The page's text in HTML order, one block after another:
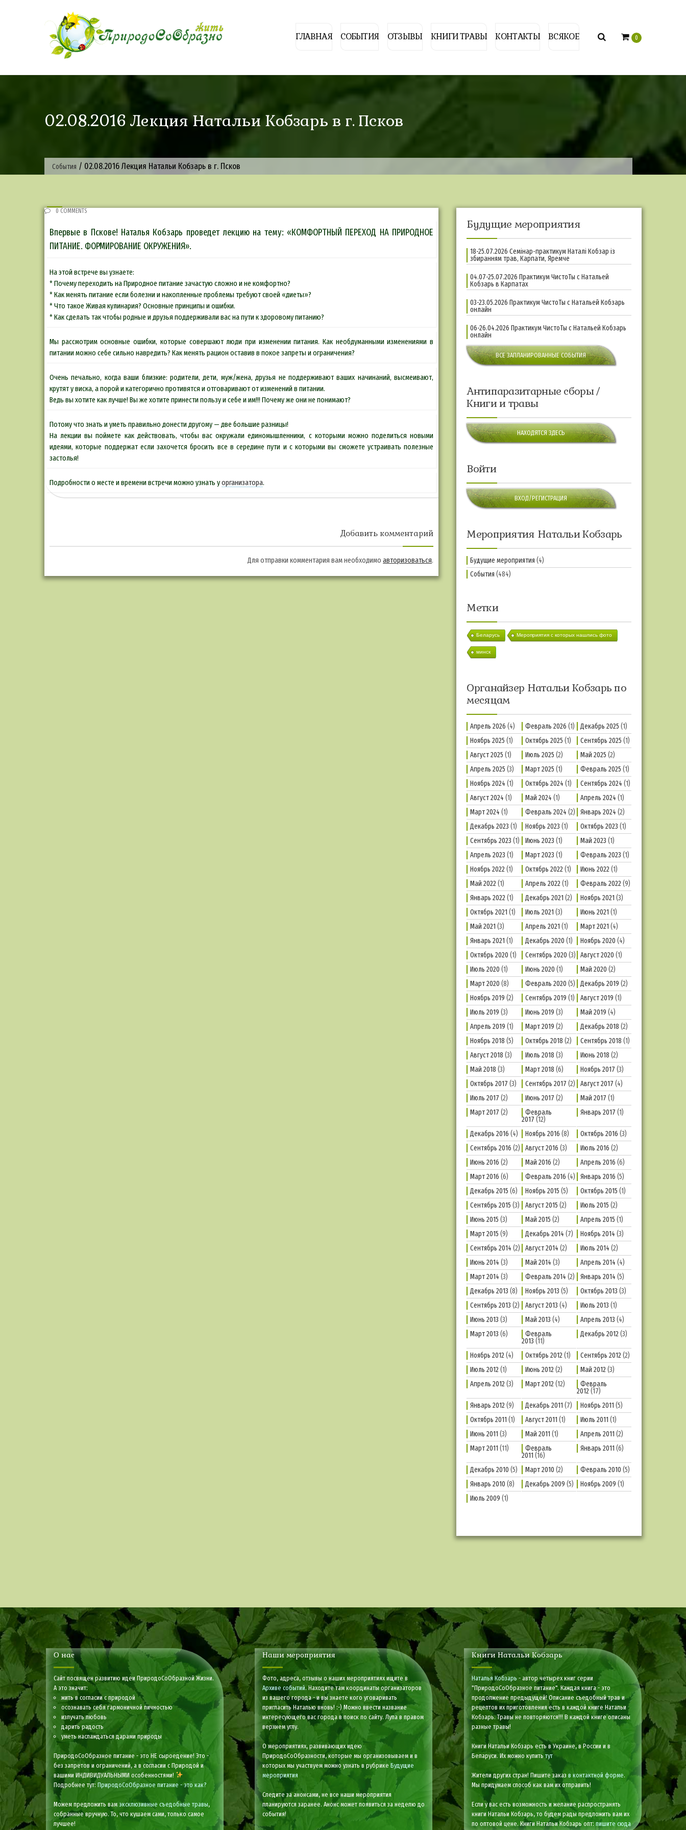
ГЛАВНАЯ СОБЫТИЯ ОТЗЫВЫ КНИГИ ТРАВЫ КОНТАКТЫ ВСЯКОЕ 0
02.08.2016 Лекция Натальи Кобзарь в г. Псков
События / 02.08.2016 Лекция Натальи Кобзарь в г. Псков
0 COMMENTS
Впервые в Пскове! Наталья Кобзарь проведет лекцию на тему: «КОМФОРТНЫЙ ПЕРЕХОД НА ПРИРОДНОЕ
ПИТАНИЕ. ФОРМИРОВАНИЕ ОКРУЖЕНИЯ».
На этой встрече вы узнаете:
* Почему переходить на Природное питание зачастую сложно и не комфортно?
* Как менять питание если болезни и накопленные проблемы требуют своей «диеты»?
* Что такое Живая кулинария? Основные принципы и ошибки.
* Как сделать так чтобы родные и друзья поддерживали вас на пути к здоровому питанию?
Мы рассмотрим основные ошибки, которые совершают люди при изменении питания. Как необдуманными изменениями в
питании можно себе сильно навредить? Как менять рацион оставив в покое запреты и ограничения?
Очень печально, когда ваши близкие: родители, дети, муж/жена, друзья не поддерживают ваших начинаний, высмеивают,
крутят у виска, а порой и категорично противятся и отговаривают от изменений в питании.
Ведь вы хотите как лучше! Вы же хотите принести пользу и себе и им!!! Почему же они не понимают?
Потому что знать и уметь правильно донести другому — две большие разницы!
На лекции вы поймете как действовать, чтобы вас окружали единомышленники, с которыми можно поделиться новыми
идеями, которые поддержат если захочется бросить все в середине пути и с которыми вы сможете устраивать полезные
застолья!
Подробности о месте и времени встречи можно узнать уорганизатора.
Добавить комментарий
Для отправки комментария вам необходимоавторизоваться.
Будущие мероприятия
18-25.07.2026 Семінар-практикум Наталі Кобзар із
збиранням трав, Карпати, Яремче
04.07-25.07.2026 Практикум ЧистоТы с Натальей
Кобзарь в Карпатах
03-23.05.2026 Практикум ЧистоТы с Натальей Кобзарь
онлайн
06-26.04.2026 Практикум ЧистоТы с Натальей Кобзарь
онлайн
ВСЕ ЗАПЛАНИРОВАННЫЕ СОБЫТИЯ
Антипаразитарные сборы /
Книги и травы
НАХОДЯТСЯ ЗДЕСЬ
Войти
ВХОД/РЕГИСТРАЦИЯ
Мероприятия Натальи Кобзарь
Будущие мероприятия (4)
События (484)
Метки
Беларусь Мероприятия с которых нашлись фото
минск
Органайзер Натальи Кобзарь по
месяцам
Апрель 2026 (4) Февраль 2026 (1) Декабрь 2025 (1)
Ноябрь 2025 (1) Октябрь 2025 (1) Сентябрь 2025 (1)
Август 2025 (1) Июль 2025 (2) Май 2025 (2)
Апрель 2025 (3) Март 2025 (1) Февраль 2025 (1)
Ноябрь 2024 (1) Октябрь 2024 (1) Сентябрь 2024 (1)
Август 2024 (1) Май 2024 (1) Апрель 2024 (1)
Март 2024 (1) Февраль 2024 (2) Январь 2024 (2)
Декабрь 2023 (1) Ноябрь 2023 (1) Октябрь 2023 (1)
Сентябрь 2023 (1) Июнь 2023 (1) Май 2023 (1)
Апрель 2023 (1) Март 2023 (1) Февраль 2023 (1)
Ноябрь 2022(1) Октябрь 2022(1) Июнь 2022(1)
Май 2022(1) Апрель 2022(1) Февраль 2022(9)
Январь 2022(1) Декабрь 2021 (2) Ноябрь 2021 (3)
Октябрь 2021 (1) Июль 2021 (3) Июнь 2021 (1)
Май 2021 (3) Апрель 2021 (1) Март 2021 (4)
Январь 2021 (1) Декабрь 2020 (1) Ноябрь 2020 (4)
Октябрь 2020 (1) Сентябрь 2020 (3) Август 2020 (1)
Июль 2020 (1) Июнь 2020 (1) Май 2020 (2)
Март 2020 (8) Февраль 2020 (5) Декабрь 2019 (2)
Ноябрь 2019 (2) Сентябрь 2019 (1) Август 2019 (1)
Июль 2019 (3) Июнь 2019 (3) Май 2019 (4)
Апрель 2019 (1) Март 2019 (2) Декабрь 2018 (2)
Ноябрь 2018 (5) Октябрь 2018 (2) Сентябрь 2018 (1)
Август 2018 (3) Июль 2018 (3) Июнь 2018 (2)
Май 2018 (3) Март 2018 (6) Ноябрь 2017 (3)
Октябрь 2017 (3) Сентябрь 2017 (2) Август 2017 (4)
Июль 2017 (2) Июнь 2017 (2) Май 2017 (1)
Март 2017 (2)
Февраль
2017 (12)
Январь 2017 (1)
Декабрь 2016 (4) Ноябрь 2016 (8) Октябрь 2016 (3)
Сентябрь 2016 (2) Август 2016 (3) Июль 2016 (2)
Июнь 2016 (2) Май 2016 (2) Апрель 2016 (6)
Март 2016 (6) Февраль 2016 (4) Январь 2016 (5)
Декабрь 2015 (6) Ноябрь 2015 (5) Октябрь 2015 (1)
Сентябрь 2015 (3) Август 2015 (2) Июль 2015 (2)
Июнь 2015 (3) Май 2015 (2) Апрель 2015 (1)
Март 2015 (9) Декабрь 2014 (7) Ноябрь 2014 (3)
Сентябрь 2014 (2) Август 2014 (2) Июль 2014 (2)
Июнь 2014 (3) Май 2014 (3) Апрель 2014 (4)
Март 2014 (3) Февраль 2014 (2) Январь 2014 (5)
Декабрь 2013 (8) Ноябрь 2013 (5) Октябрь 2013 (3)
Сентябрь 2013 (2) Август 2013 (4) Июль 2013 (1)
Июнь 2013 (3) Май 2013 (4) Апрель 2013 (4)
Март 2013 (6)
Февраль
2013 (11)
Декабрь 2012(3)
Ноябрь 2012(4) Октябрь 2012(1) Сентябрь 2012(2)
Июль 2012(1) Июнь 2012(2) Май 2012(3)
Апрель 2012(3) Март 2012(12)
Февраль
2012(17)
Январь 2012(9) Декабрь 2011 (7) Ноябрь 2011 (5)
Октябрь 2011 (1) Август 2011 (1) Июль 2011 (1)
Июнь 2011 (3) Май 2011 (1) Апрель 2011 (2)
Март 2011 (11)
Февраль
2011 (16)
Январь 2011 (6)
Декабрь 2010 (5) Март 2010 (2) Февраль 2010 (5)
Январь 2010 (8) Декабрь 2009 (5) Ноябрь 2009 (1)
Июль 2009 (1)
О нас
Сайт посвящен развитию идеи ПриродоСоОбразной Жизни.
А это значит:
жить в согласии с природой
осознавать себя гармоничной личностью
излучать любовь
дарить радость
уметь наслаждаться дарами природы
ПриродоСоОбразное питание - это НЕ сыроедение! Это -
без запретов и ограничений, а в согласии с Природой и
вашими ИНДИВИДУАЛЬНЫМИ особенностями!
Подробнее тут: ПриродоСоОбразное питание - это как?
Можем предложить вам эксклюзивные съедобные травы,
собранные вручную. То, что кушаем сами, только самое
лучшее!
Наши мероприятия
Фото, адреса, отзывы о наших мероприятиях ищите в
Архиве событий. Находите там координаты организаторов
из вашего города - и вы знаете кого уговаривать
пригласить Наталью вновь! :-) Можно ввести название
интересующего вас города в поиск по сайту. Лупа в правом
верхнем углу.
О мероприятиях, развивающих идею
ПриродоСоОбразности, которые мы организовываем и в
которых мы участвуем можно узнать в рубрикеБудущие
мероприятия
Следите за анонсами, не все наши мероприятия
планируются заранее. Анонс может появиться за неделю до
события!
Книги Натальи Кобзарь
Наталья Кобзарь - автор четырех книг серии
"ПриродоСоОбразное питание". Каждая книга - это
продолжение предыдущей! Описание съедобный трав и
рецептов их приготовления есть в каждой книге Натальи
Кобзарь. Травы не повторяются!!! В каждой книге описаны
разные травы!
Книги Натальи Кобзарь есть в Украине, в России и в
Беларуси. Их можно купить тут
Жители других стран! Пишите заказ в контактной форме.
Мы придумаем способ как вам их отправить!
Если у вас есть возможность и желание распространять
книги Натальи Кобзарь, то будем рады предложить вам их
по оптовой цене. Книги Натальи Кобзарь опт:пишите сюда